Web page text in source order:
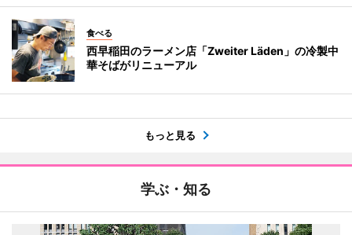
食べる
西早稲田のラーメン店「Zweiter Läden」の冷製中
華そばがリニューアル
もっと見る
学ぶ・知る